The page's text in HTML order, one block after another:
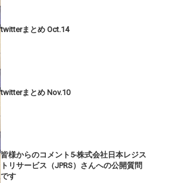
twitterまとめ Oct.14
twitterまとめ Nov.10
皆様からのコメント5-株式会社日本レジス
トリサービス（JPRS）さんへの公開質問
です